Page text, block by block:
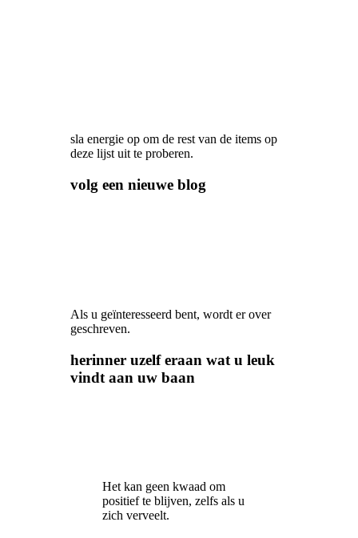
sla energie op om de rest van de items op
deze lijst uit te proberen.
volg een nieuwe blog
Als u geïnteresseerd bent, wordt er over
geschreven.
herinner uzelf eraan wat u leuk
vindt aan uw baan
Het kan geen kwaad om
positief te blijven, zelfs als u
zich verveelt.